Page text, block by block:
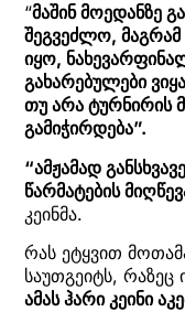
“მაშინ მოედანზე
შეგვეძლო,
იყო,
გახარებულები
თუ არა ტურნირის
გამიჭირდება”.
“ამჟამად
წარმატების
კეინმა.
რას ეტყვით
საუთგეიტს,
ამას ჰარი კეინი